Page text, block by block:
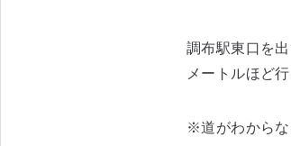
調布駅東口を
メートルほど
※道がわからな